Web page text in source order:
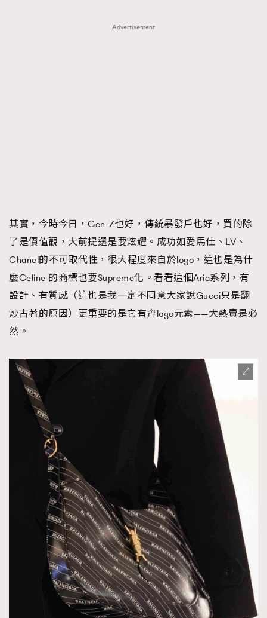
Advertisement
其實，今時今日，Gen-Z也好，傳統暴發戶也好，買的除
了是價值觀，大前提還是要炫耀。成功如愛馬仕、LV、
Chanel的不可取代性，很大程度來自於logo，這也是為什
麼Celine 的商標也要Supreme化。看看這個Aria系列，有
設計、有質感（這也是我一定不同意大家說Gucci只是翻
炒古著的原因）更重要的是它有齊logo元素——大熱賣是必
然。